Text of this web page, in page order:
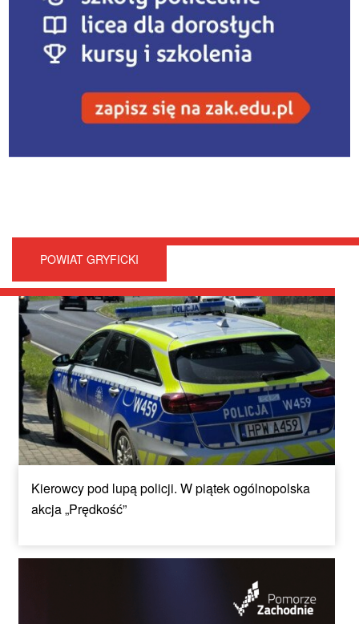
POWIAT GRYFICKI
Kierowcy pod lupą policji. W piątek ogólnopolska
akcja „Prędkość”